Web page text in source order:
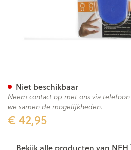
€ 42,95
Niet beschikbaar
Neem contact op met ons via
we samen de mogelijkheden.
Bekijk alle producten van NEH